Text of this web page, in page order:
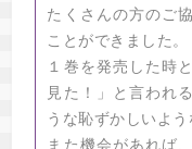
たくさんの方のご
ことができました。
１巻を発売した時
見た！」と言われ
うな恥ずかしいよう
また機会があれば